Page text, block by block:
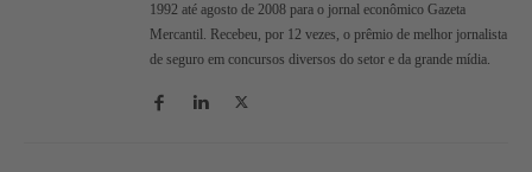
1992 até agosto de 2008 para o jornal econômico Gazeta
Mercantil. Recebeu, por 12 vezes, o prêmio de melhor jornalista
de seguro em concursos diversos do setor e da grande mídia.